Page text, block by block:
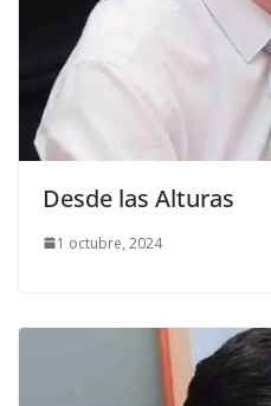
Desde las Alturas
1 octubre, 2024